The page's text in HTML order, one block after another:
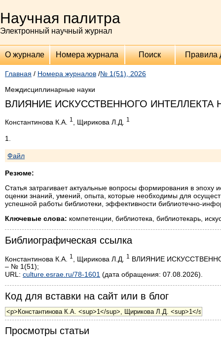
Научная палитра
Электронный научный журнал
О журнале Номера журнала Поиск Правила
Главная / Номера журналов /№ 1(51), 2026
Междисциплинарные науки
ВЛИЯНИЕ ИСКУССТВЕННОГО
Константинова К.А. 1 , Щирикова Л.Д. 1
1.
Файл
Резюме:
Статья затрагивает актуальные вопросы формирования в эпоху
оценки знаний, умений, опыта, которые необходимы для
успешной работы библиотеки, эффективности библиотечно-
Ключевые слова: компетенции, библиотека, библиотекарь,
Библиографическая ссылка
Константинова К.А. 1 , Щирикова Л.Д. 1
ВЛИЯНИЕ
– № 1(51);
URL: culture.esrae.ru/78-1601 (дата обращения: 07.08.2026).
Код для вставки на сайт или в блог
Просмотры статьи